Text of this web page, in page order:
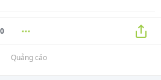
0
Quảng cáo